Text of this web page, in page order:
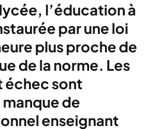
l’éducation à
par une loi
plus proche de
de la norme. Les
échec sont
de
enseignant